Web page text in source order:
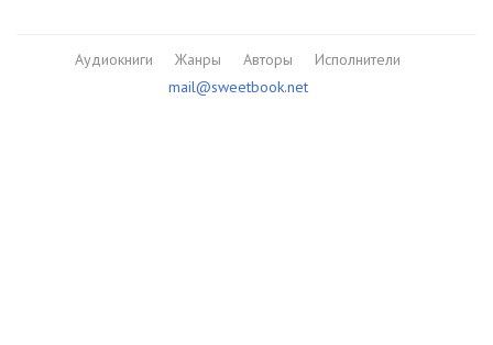
Аудиокниги Жанры Авторы
Исполнители
mail@sweetbook.net